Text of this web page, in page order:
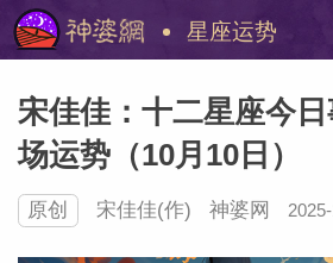
星座运势
宋佳佳：十二星座今
场运势（10月10日）
原创 宋佳佳(作)神婆网